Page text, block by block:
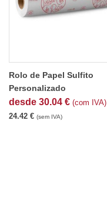
Rolo de Papel Sulfito
Personalizado
desde 30.04 € (com IVA)
24.42 € (sem IVA)